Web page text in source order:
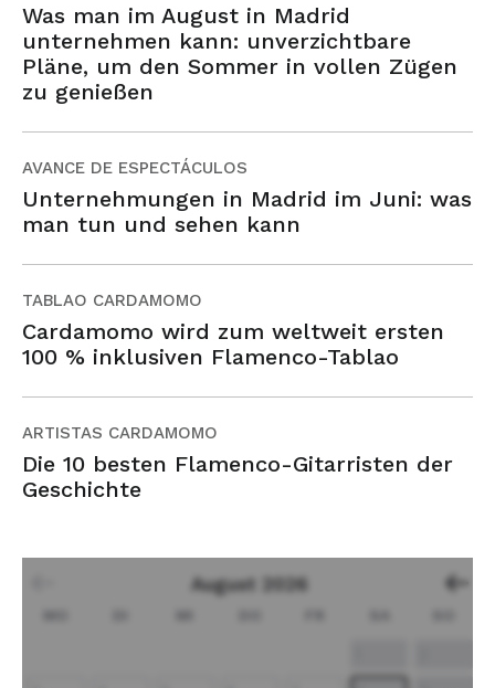
Was man im August in Madrid
unternehmen kann: unverzichtbare
Pläne, um den Sommer in vollen Zügen
zu genießen
AVANCE DE ESPECTÁCULOS
Unternehmungen in Madrid im Juni: was
man tun und sehen kann
TABLAO CARDAMOMO
Cardamomo wird zum weltweit ersten
100 % inklusiven Flamenco-Tablao
ARTISTAS CARDAMOMO
Die 10 besten Flamenco-Gitarristen der
Geschichte